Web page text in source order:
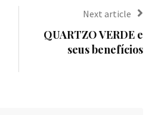
Next article
QUARTZO VERDE e
seus benefícios